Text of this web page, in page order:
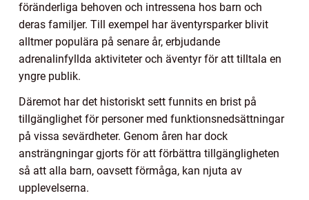
föränderliga behoven och intressena hos barn och
deras familjer. Till exempel har äventyrsparker blivit
alltmer populära på senare år, erbjudande
adrenalinfyllda aktiviteter och äventyr för att tilltala en
yngre publik.
Däremot har det historiskt sett funnits en brist på
tillgänglighet för personer med funktionsnedsättningar
på vissa sevärdheter. Genom åren har dock
ansträngningar gjorts för att förbättra tillgängligheten
så att alla barn, oavsett förmåga, kan njuta av
upplevelserna.